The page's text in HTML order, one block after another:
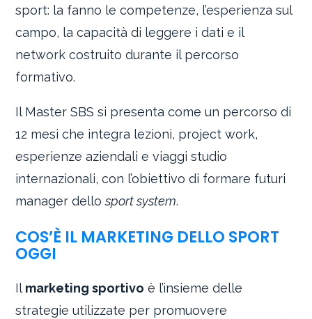
sport: la fanno le competenze, l’esperienza sul
campo, la capacità di leggere i dati e il
network costruito durante il percorso
formativo.
Il Master SBS si presenta come un percorso di
12 mesi che integra lezioni, project work,
esperienze aziendali e viaggi studio
internazionali, con l’obiettivo di formare futuri
manager dellosport system.
COS’È IL MARKETING DELLO SPORT
OGGI
Ilmarketing sportivo è l’insieme delle
strategie utilizzate per promuovere